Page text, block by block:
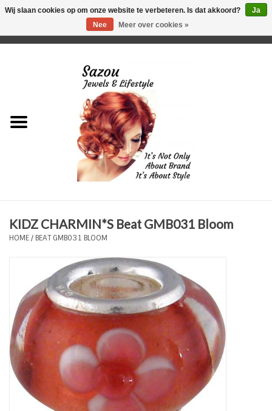
Just for Him
Plus Size Sieraden
Tassen en meer
Haaraccesoires
Zonnebrillen
Fashion
KIDZ CHARMIN*S Beat GMB031 Bloom
HOME/ BEAT GMB031 BLOOM
Wij slaan cookies op om onze website te verbeteren. Is dat akkoord?
Ja
Nee
Meer over cookies »